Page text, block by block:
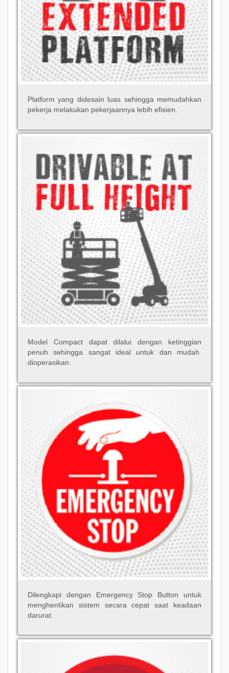
Platform yang didesain luas sehingga memudahkan
pekerja melakukan pekerjaannya lebih efisien.
Model Compact dapat dilalui dengan ketinggian
penuh sehingga sangat ideal untuk dan mudah
dioperasikan.
Dilengkapi dengan Emergency Stop Button untuk
menghentikan sistem secara cepat saat keadaan
darurat.